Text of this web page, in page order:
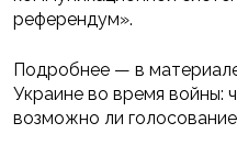
референдум».
Подробнее — в
Украине во время войны:
возможно ли голосование